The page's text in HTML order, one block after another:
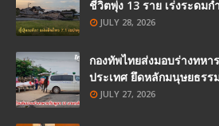
ชีวิตพุ่ง 13 ราย เร่งระดมก
JULY 28, 2026
กองทัพไทยส่งมอบร่างทห
ประเทศ ยึดหลักมนุษยธรร
JULY 27, 2026